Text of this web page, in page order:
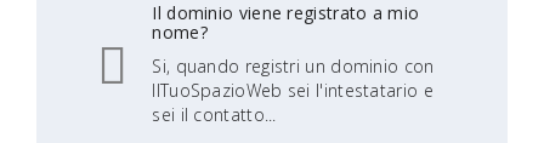
Il dominio viene registrato a mio
nome?
Si, quando registri un dominio con
IlTuoSpazioWeb sei l'intestatario e
sei il contatto...